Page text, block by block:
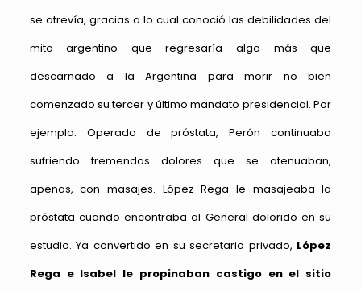
se atrevía, gracias a lo cual conoció las debilidades del
mito argentino que regresaría algo más que
descarnado a la Argentina para morir no bien
comenzado su tercer y último mandato presidencial. Por
ejemplo: Operado de próstata, Perón continuaba
sufriendo tremendos dolores que se atenuaban,
apenas, con masajes. López Rega le masajeaba la
próstata cuando encontraba al General dolorido en su
estudio. Ya convertido en su secretario privado, López
Rega e Isabel le propinaban castigo en el sitio